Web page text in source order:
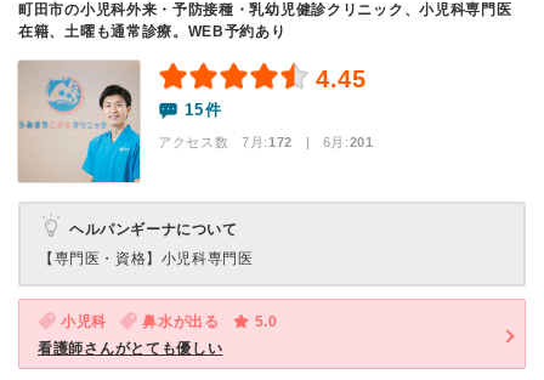
町田市の小児科外来・予防接種・乳幼児健診クリニック、小児科専門医
在籍、土曜も通常診療。WEB予約あり
4.45
15件
アクセス数 7月:172 | 6月:201
ヘルパンギーナについて
【専門医・資格】 小児科専門医
小児科 鼻水が出る
5.0
看護師さんがとても優しい